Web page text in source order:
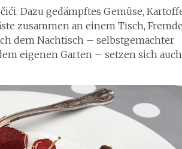
Dazu gedämpftes Gemüse,
zusammen an einem Tisch,
dem Nachtisch – selbstgemachter
eigenen Garten – setzen sich